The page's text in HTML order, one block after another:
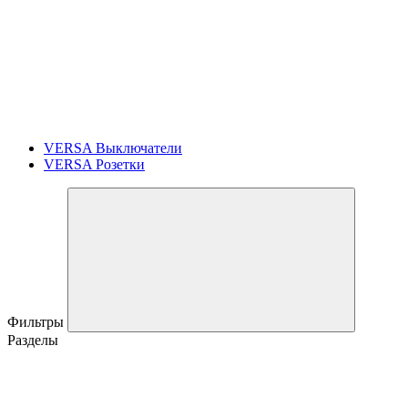
VERSA Выключатели
VERSA Розетки
Фильтры
Разделы